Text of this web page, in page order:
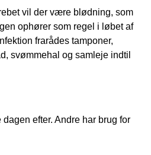
vil der være blødning, som
ophører som regel i løbet af
frarådes tamponer,
svømmehal og samleje indtil
efter. Andre har brug for